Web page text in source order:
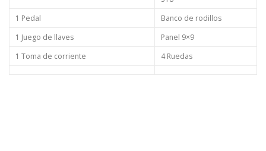
1 Pedal
Banco de rodillos
1 Juego de llaves
Panel 9×9
1 Toma de corriente
4 Ruedas